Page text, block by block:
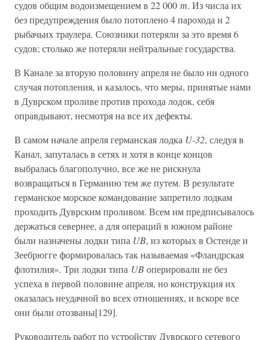
судов общим водоизмещением в 22 000 т. Из числа их
без предупреждения было потоплено 4 парохода и 2
рыбачьих траулера. Союзники потеряли за это время 6
судов; столько же потеряли нейтральные государства.
В Канале за вторую половину апреля не было ни одного
случая потопления, и казалось, что меры, принятые нами
в Дуврском проливе против прохода лодок, себя
оправдывают, несмотря на все их дефекты.
В самом начале апреля германская лодка U-32, следуя в
Канал, запуталась в сетях и хотя в конце концов
выбралась благополучно, все же не рискнула
возвращаться в Германию тем же путем. В результате
германское морское командование запретило лодкам
проходить Дуврским проливом. Всем им предписывалось
держаться севернее, а для операций в южном районе
были назначены лодки типа UB, из которых в Остенде и
Зеебрюгге формировалась так называемая «Фландрская
флотилия». Три лодки типа UBоперировали не без
успеха в первой половине апреля, но конструкция их
оказалась неудачной во всех отношениях, и вскоре все
они были отозваны[129].
Руководитель работ по устройству Дуврского сетевого